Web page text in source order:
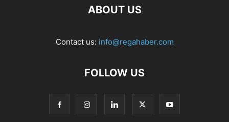
ABOUT US
Contact us: info@regahaber.com
FOLLOW US